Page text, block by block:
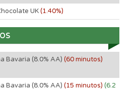
UK(1.40%)
Bavaria (8.0% AA) (60 minutos)
Bavaria (8.0% AA) (15 minutos) (6.2